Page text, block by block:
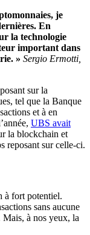
je
En
la technologie
important dans
» Sergio Ermotti,
sur la
tel que la Banque
et à en
UBS avait
la blockchain et
reposant sur celle-ci.
à fort potentiel.
sans aucune
à nos yeux, la